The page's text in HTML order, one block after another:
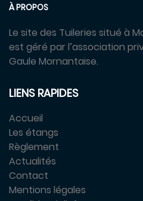
À PROPOS
Le site des Tuileries situé à
est géré par l’association
Gaule Mornantaise.
LIENS RAPIDES
Accueil
Les étangs
Règlement
Actualités
Contact
Mentions légales